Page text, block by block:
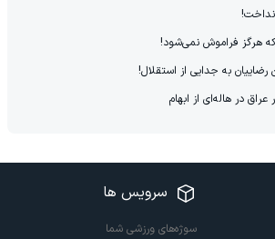
هرگز فراموش نمی‌شود!
به جدایی از استقلال!
در هاله‌ای از ابهام
سرویس ها
سوژه‌های ورزشی شما